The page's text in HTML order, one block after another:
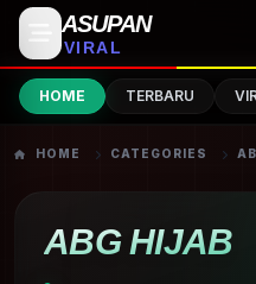
ASUPAN
VIRAL
HOME TERBARU
HOME CATEGORIES
ABG HIJAB